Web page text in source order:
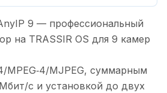
9 — профессиональный
на TRASSIR OS для 9 камер
MPEG‑4/MJPEG, суммарным
с и установкой до двух